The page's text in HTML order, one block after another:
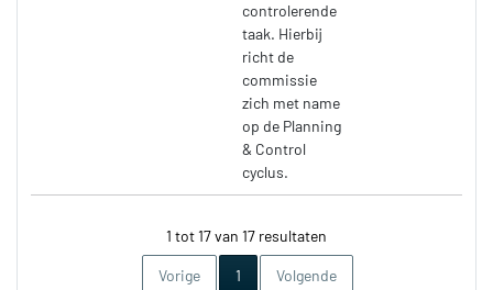
controlerende
taak. Hierbij
richt de
commissie
zich met name
op de Planning
& Control
cyclus.
1 tot 17 van 17 resultaten
Vorige 1 Huidige pagina
Volgende